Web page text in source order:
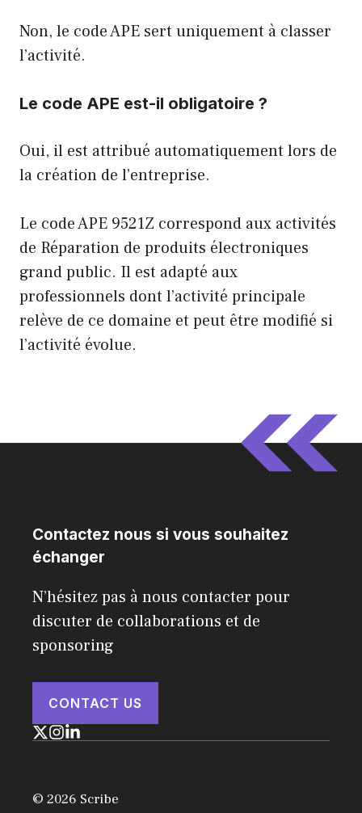
Non, le code APE sert uniquement à classer
l’activité.
Le code APE est-il obligatoire ?
Oui, il est attribué automatiquement lors de
la création de l’entreprise.
Le code APE 9521Z correspond aux activités
de Réparation de produits électroniques
grand public. Il est adapté aux
professionnels dont l’activité principale
relève de ce domaine et peut être modifié si
l’activité évolue.
Contactez nous si vous souhaitez
échanger
N’hésitez pas à nous contacter pour
discuter de collaborations et de
sponsoring
CONTACT US
© 2026 Scribe